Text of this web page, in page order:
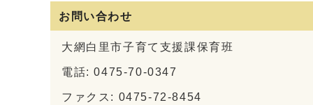
お問い合わせ
大網白里市子育て支援課保育班
電話: 0475-70-0347
ファクス: 0475-72-8454